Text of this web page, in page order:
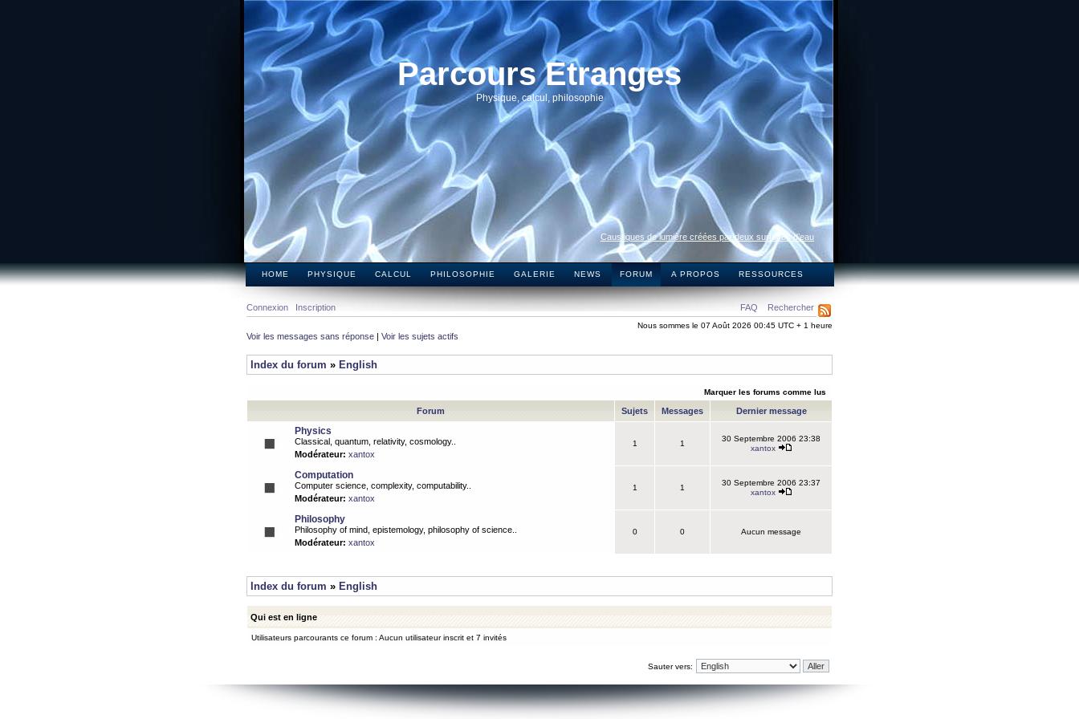
Parcours Etranges
Physique, calcul, philosophie
Caustiques de lumière créées par deux surfaces d’eau
HOME PHYSIQUE CALCUL PHILOSOPHIE GALERIE NEWS FORUM A PROPOS RESSOURCES
FAQ Rechercher
Connexion Inscription
Nous sommes le 07 Août 2026 00:45 UTC + 1 heure
Voir les messages sans réponse | Voir les sujets actifs
Index du forum » English
Marquer les forums comme lus
Forum Sujets Messages Dernier message
Physics
Classical, quantum, relativity, cosmology..
Modérateur: xantox
1 1
30 Septembre 2006 23:38
xantox
Computation
Computer science, complexity, computability..
Modérateur: xantox
1 1
30 Septembre 2006 23:37
xantox
Philosophy
Philosophy of mind, epistemology, philosophy of science..
Modérateur: xantox
0 0 Aucun message
Index du forum » English
Qui est en ligne
Utilisateurs parcourants ce forum : Aucun utilisateur inscrit et 7 invités
Sauter vers: